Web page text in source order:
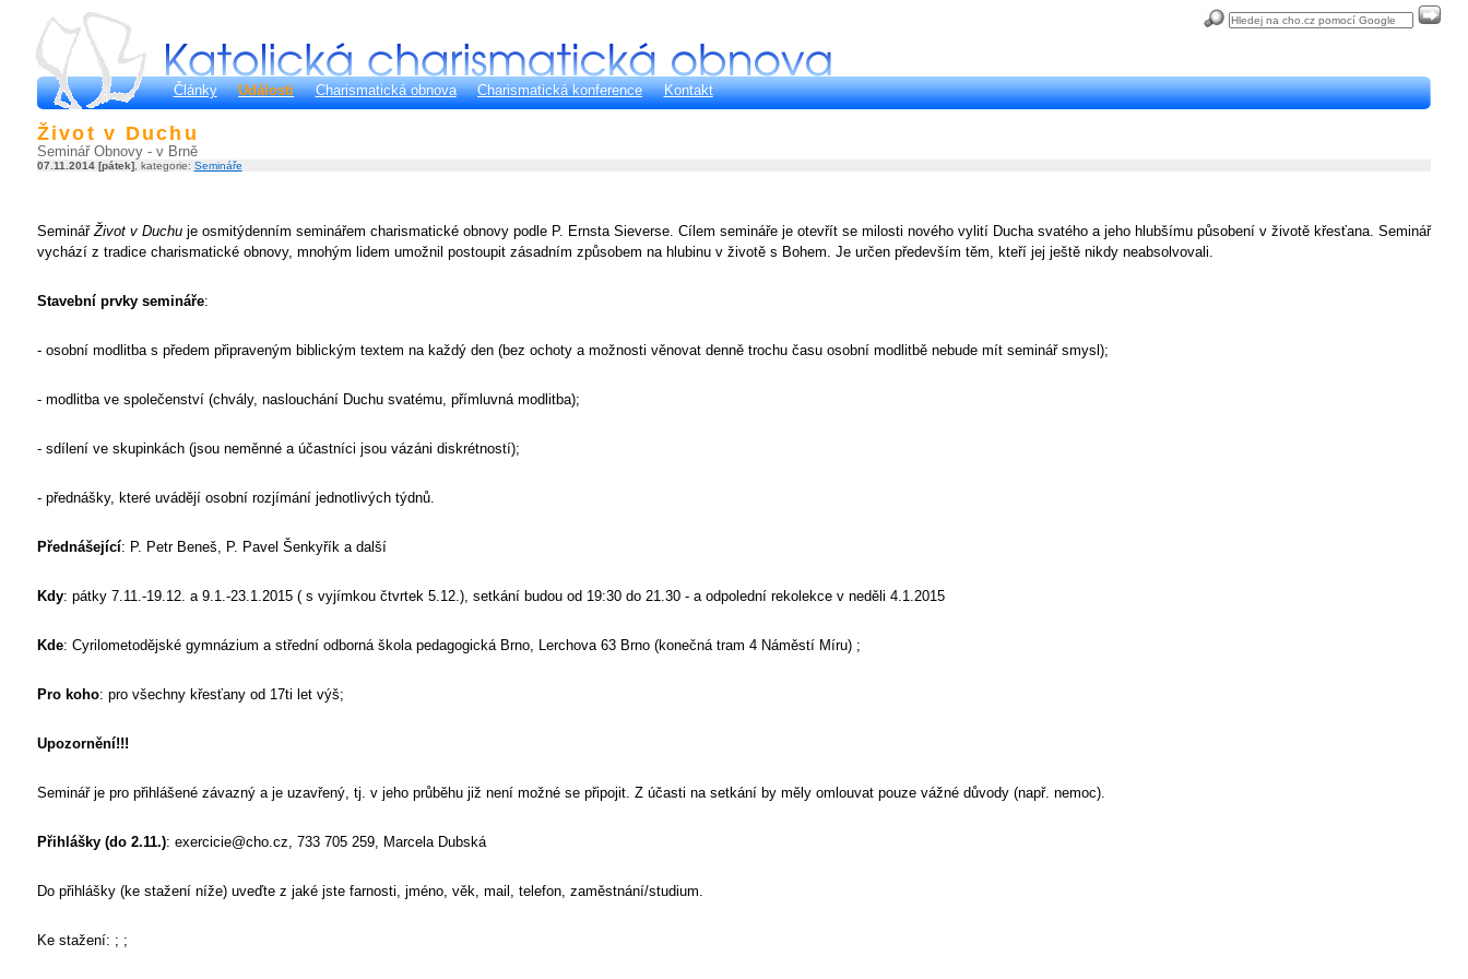
Články Události Charismatická obnova Charismatická konference Kontakt
Život v Duchu
Seminář Obnovy - v Brně
07.11.2014 [pátek], kategorie: Semináře
SeminářŽivot v Duchuje osmitýdenním seminářem charismatické obnovy podle P. Ernsta Sieverse. Cílem semináře je otevřít se milosti nového vylití Ducha svatého a jeho hlubšímu působení v životě křesťana. Seminář
vychází z tradice charismatické obnovy, mnohým lidem umožnil postoupit zásadním způsobem na hlubinu v životě s Bohem. Je určen především těm, kteří jej ještě nikdy neabsolvovali.
Stavební prvky semináře:
- osobní modlitba s předem připraveným biblickým textem na každý den (bez ochoty a možnosti věnovat denně trochu času osobní modlitbě nebude mít seminář smysl);
- modlitba ve společenství (chvály, naslouchání Duchu svatému, přímluvná modlitba);
- sdílení ve skupinkách (jsou neměnné a účastníci jsou vázáni diskrétností);
- přednášky, které uvádějí osobní rozjímání jednotlivých týdnů.
Přednášející: P. Petr Beneš, P. Pavel Šenkyřík a další
Kdy: pátky 7.11.-19.12. a 9.1.-23.1.2015 ( s vyjímkou čtvrtek 5.12.), setkání budou od 19:30 do 21.30 - a odpolední rekolekce v neděli 4.1.2015
Kde: Cyrilometodějské gymnázium a střední odborná škola pedagogická Brno, Lerchova 63 Brno (konečná tram 4 Náměstí Míru) ;
Pro koho: pro všechny křesťany od 17ti let výš;
Upozornění!!!
Seminář je pro přihlášené závazný a je uzavřený, tj. v jeho průběhu již není možné se připojit. Z účasti na setkání by měly omlouvat pouze vážné důvody (např. nemoc).
Přihlášky (do 2.11.): exercicie@cho.cz, 733 705 259, Marcela Dubská
Do přihlášky (ke stažení níže) uveďte z jaké jste farnosti, jméno, věk, mail, telefon, zaměstnání/studium.
Ke stažení: ; ;